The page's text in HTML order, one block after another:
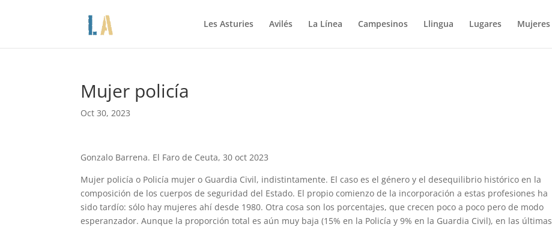
Les Asturies Avilés La Línea Campesinos Llingua Lugares Mujeres
Mujer policía
Oct 30, 2023
Gonzalo Barrena. El Faro de Ceuta, 30 oct 2023
Mujer policía o Policía mujer o Guardia Civil, indistintamente. El caso es el género y el desequilibrio histórico en la
composición de los cuerpos de seguridad del Estado. El propio comienzo de la incorporación a estas profesiones ha
sido tardío: sólo hay mujeres ahí desde 1980. Otra cosa son los porcentajes, que crecen poco a poco pero de modo
esperanzador. Aunque la proporción total es aún muy baja (15% en la Policía y 9% en la Guardia Civil), en las últimas